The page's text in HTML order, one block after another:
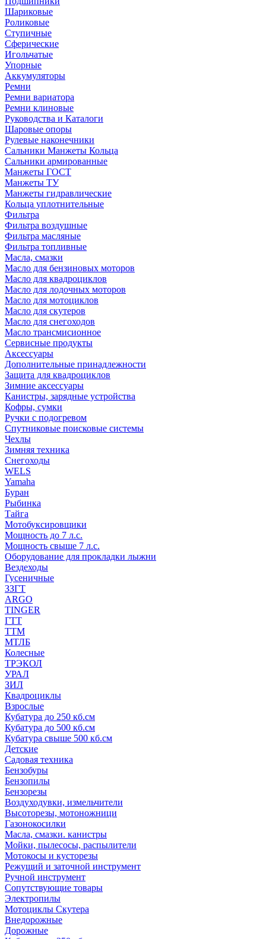
Шариковые
Роликовые
Ступичные
Сферические
Игольчатые
Упорные
Аккумуляторы
Ремни
Ремни вариатора
Ремни клиновые
Руководства и Каталоги
Шаровые опоры
Рулевые наконечники
Сальники Манжеты Кольца
Сальники армированные
Манжеты ГОСТ
Манжеты ТУ
Манжеты гидравлические
Кольца уплотнительные
Фильтра
Фильтра воздушные
Фильтра масляные
Фильтра топливные
Масла, смазки
Масло для бензиновых моторов
Масло для квадроциклов
Масло для лодочных моторов
Масло для мотоциклов
Масло для скутеров
Масло для снегоходов
Масло трансмисионное
Сервисные продукты
Аксессуары
Дополнительные принадлежности
Защита для квадроциклов
Зимние аксессуары
Канистры, зарядные устройства
Кофры, сумки
Ручки с подогревом
Спутниковые поисковые системы
Чехлы
Зимняя техника
Снегоходы
WELS
Yamaha
Буран
Рыбинка
Тайга
Мотобуксировщики
Мощность до 7 л.с.
Мощность свыше 7 л.с.
Оборудование для прокладки лыжни
Вездеходы
Гусеничные
ЗЗГТ
ARGO
TINGER
ГТТ
ТТМ
МТЛБ
Колесные
ТРЭКОЛ
УРАЛ
ЗИЛ
Квадроциклы
Взрослые
Кубатура до 250 кб.см
Кубатура до 500 кб.см
Кубатура свыше 500 кб.см
Детские
Садовая техника
Бензобуры
Бензопилы
Бензорезы
Воздуходувки, измельчители
Высоторезы, мотоножници
Газонокосилки
Масла, смазки. канистры
Мойки, пылесосы, распылители
Мотокосы и кусторезы
Режущий и заточной инструмент
Ручной инструмент
Сопутствующие товары
Электропилы
Мотоциклы Скутера
Внедорожные
Дорожные